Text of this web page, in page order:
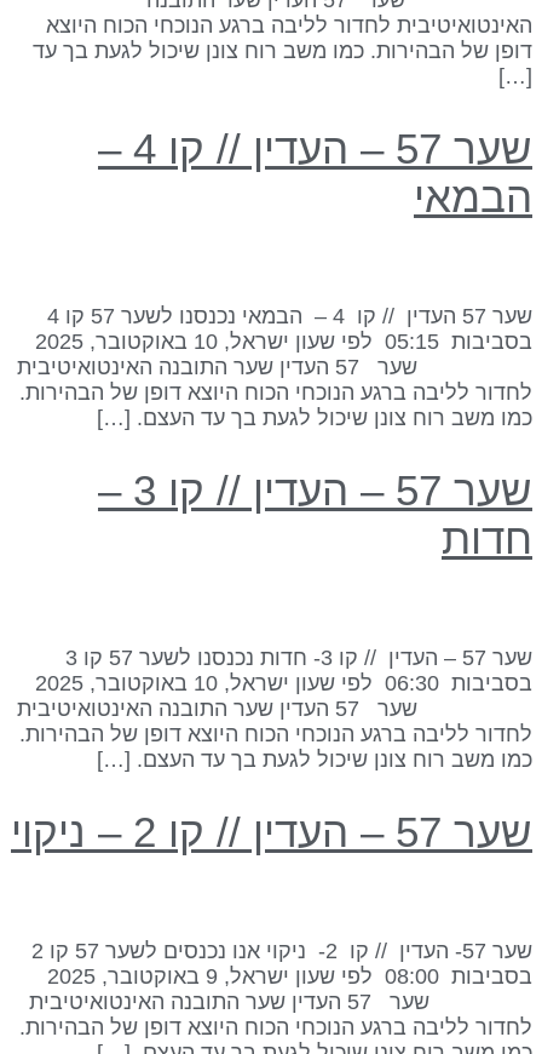
לחדור לליבה ברגע הנוכחי הכוח היוצא
של הבהירות. כמו משב רוח צונן שיכול לגעת בך עד
שער 57 – העדין // קו 4 –
שער 57 העדין // קו 4 – הבמאי נכנסנו לשער 57 קו 4
בסביבות 05:15 לפי שעון ישראל, 10 באוקטובר, 2025
שער 57 העדין שער התובנה האינטואיטיבית
לליבה ברגע הנוכחי הכוח היוצא דופן של הבהירות.
משב רוח צונן שיכול לגעת בך עד העצם. […]
שער 57 – העדין // קו 3 –
שער 57 – העדין // קו 3- חדות נכנסנו לשער 57 קו 3
בסביבות 06:30 לפי שעון ישראל, 10 באוקטובר, 2025
שער 57 העדין שער התובנה האינטואיטיבית
לליבה ברגע הנוכחי הכוח היוצא דופן של הבהירות.
משב רוח צונן שיכול לגעת בך עד העצם. […]
– העדין // קו 2 – ניקוי
שער 57- העדין // קו 2- ניקוי אנו נכנסים לשער 57 קו 2
בסביבות 08:00 לפי שעון ישראל, 9 באוקטובר, 2025
שער 57 העדין שער התובנה האינטואיטיבית
לליבה ברגע הנוכחי הכוח היוצא דופן של הבהירות.